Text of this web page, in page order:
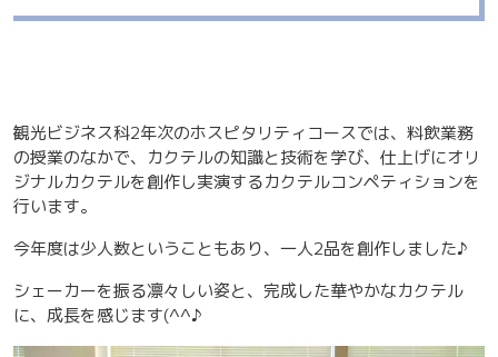
観光ビジネス科2年次のホスピタリティコースでは、料飲業務
の授業のなかで、カクテルの知識と技術を学び、仕上げにオリ
ジナルカクテルを創作し実演するカクテルコンペティションを
行います。
今年度は少人数ということもあり、一人2品を創作しました♪
シェーカーを振る凛々しい姿と、完成した華やかなカクテル
に、成長を感じます(^^♪